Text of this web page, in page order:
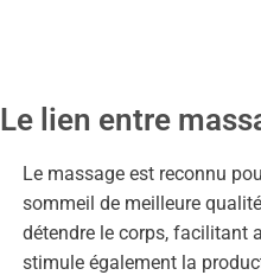
Le lien entre
Le massage est reconnu
sommeil de meilleure
détendre le corps, facilitant
stimule également la